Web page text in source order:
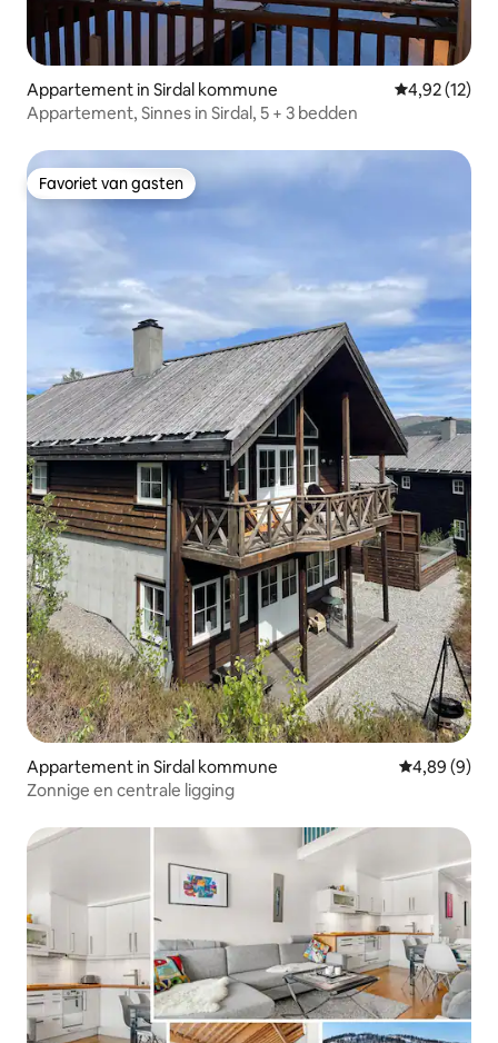
Appartement in Sirdal kommune Gemiddelde
4,92 (12)
Appartement, Sinnes in Sirdal, 5 + 3 bedden
Favoriet van gasten
Favoriet van gasten
Appartement in Sirdal kommune Gemiddelde
4,89 (9)
Zonnige en centrale ligging